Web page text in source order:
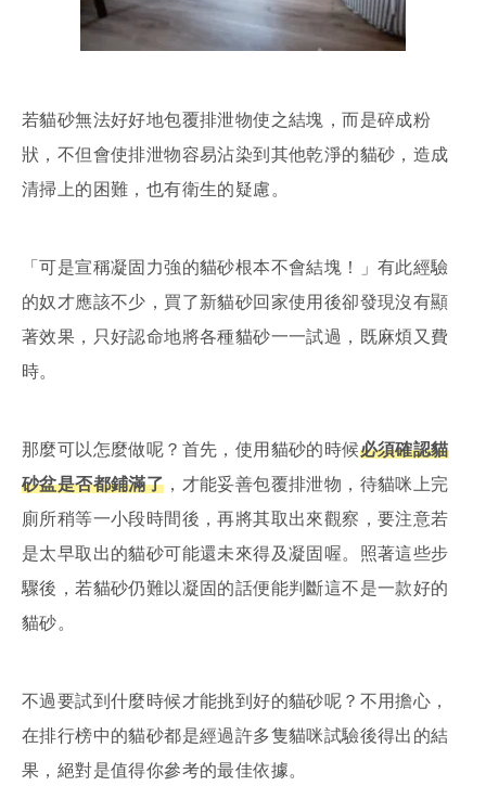
若貓砂無法好好地包覆排泄物使之結塊，而是碎成粉
狀，不但會使排泄物容易沾染到其他乾淨的貓砂，造成
清掃上的困難，也有衛生的疑慮。
「可是宣稱凝固力強的貓砂根本不會結塊！」有此經驗
的奴才應該不少，買了新貓砂回家使用後卻發現沒有顯
著效果，只好認命地將各種貓砂一一試過，既麻煩又費
時。
那麼可以怎麼做呢？首先，使用貓砂的時候必須確認貓
砂盆是否都鋪滿了 ，才能妥善包覆排泄物，待貓咪上完
廁所稍等一小段時間後，再將其取出來觀察，要注意若
是太早取出的貓砂可能還未來得及凝固喔。照著這些步
驟後，若貓砂仍難以凝固的話便能判斷這不是一款好的
貓砂。
不過要試到什麼時候才能挑到好的貓砂呢？不用擔心，
在排行榜中的貓砂都是經過許多隻貓咪試驗後得出的結
果，絕對是值得你參考的最佳依據。